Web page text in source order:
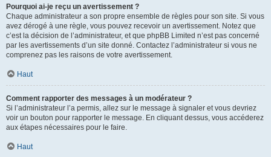
Pourquoi ai-je reçu un avertissement ?
Chaque administrateur a son propre ensemble de règles pour son site. Si vous
avez dérogé à une règle, vous pouvez recevoir un avertissement. Notez que
c’est la décision de l’administrateur, et que phpBB Limited n’est pas concerné
par les avertissements d’un site donné. Contactez l’administrateur si vous ne
comprenez pas les raisons de votre avertissement.
Haut
Comment rapporter des messages à un modérateur ?
Si l’administrateur l’a permis, allez sur le message à signaler et vous devriez
voir un bouton pour rapporter le message. En cliquant dessus, vous accéderez
aux étapes nécessaires pour le faire.
Haut